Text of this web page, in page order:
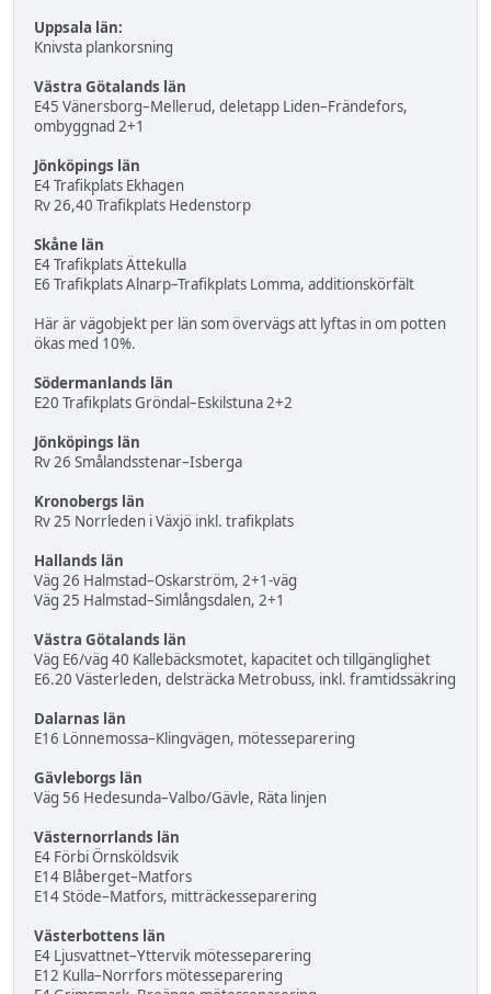
Uppsala län:
Knivsta plankorsning
Västra Götalands län
E45 Vänersborg–Mellerud, deletapp Liden–Frändefors,
ombyggnad 2+1
Jönköpings län
E4 Trafikplats Ekhagen
Rv 26,40 Trafikplats Hedenstorp
Skåne län
E4 Trafikplats Ättekulla
E6 Trafikplats Alnarp–Trafikplats Lomma, additionskörfält
Här är vägobjekt per län som övervägs att lyftas in om potten
ökas med 10%.
Södermanlands län
E20 Trafikplats Gröndal–Eskilstuna 2+2
Jönköpings län
Rv 26 Smålandsstenar–Isberga
Kronobergs län
Rv 25 Norrleden i Växjö inkl. trafikplats
Hallands län
Väg 26 Halmstad–Oskarström, 2+1-väg
Väg 25 Halmstad–Simlångsdalen, 2+1
Västra Götalands län
Väg E6/väg 40 Kallebäcksmotet, kapacitet och tillgänglighet
E6.20 Västerleden, delsträcka Metrobuss, inkl. framtidssäkring
Dalarnas län
E16 Lönnemossa–Klingvägen, mötesseparering
Gävleborgs län
Väg 56 Hedesunda–Valbo/Gävle, Räta linjen
Västernorrlands län
E4 Förbi Örnsköldsvik
E14 Blåberget–Matfors
E14 Stöde–Matfors, mitträckesseparering
Västerbottens län
E4 Ljusvattnet–Yttervik mötesseparering
E12 Kulla–Norrfors mötesseparering